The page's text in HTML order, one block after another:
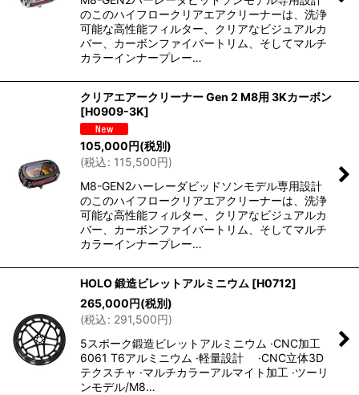
のこのハイフロークリアエアクリーナーは、洗浄
可能な高性能フィルター、クリアなビジュアルカ
バー、カーボンファイバートリム、そしてマルチ
カラーインナープレー…
クリアエアークリーナー Gen 2 M8用 3Kカーボン
[H0909-3K]
105,000 円(税別)
(税込: 115,500円)
M8-GEN2ハーレーダビッドソンモデル専用設計
のこのハイフロークリアエアクリーナーは、洗浄
可能な高性能フィルター、クリアなビジュアルカ
バー、カーボンファイバートリム、そしてマルチ
カラーインナープレー…
HOLO 鍛造ビレットアルミニウム [H0712]
265,000 円(税別)
(税込: 291,500円)
5スポーク鍛造ビレットアルミニウム ·CNC加工
6061 T6アルミニウム ·軽量設計 ·CNC立体3D
テクスチャ ·マルチカラーアルマイト加工 ·ツーリ
ンモデル/M8…